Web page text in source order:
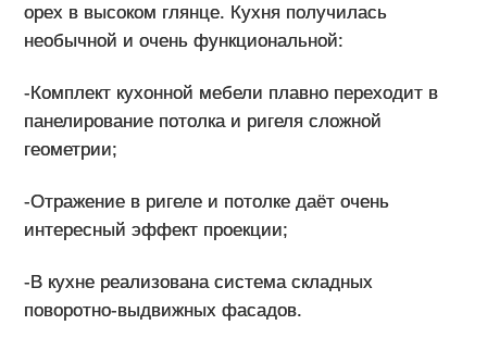
орех в высоком глянце. Кухня получилась
необычной и очень функциональной:
-Комплект кухонной мебели плавно переходит в
панелирование потолка и ригеля сложной
геометрии;
-Отражение в ригеле и потолке даёт очень
интересный эффект проекции;
-В кухне реализована система складных
поворотно-выдвижных фасадов.